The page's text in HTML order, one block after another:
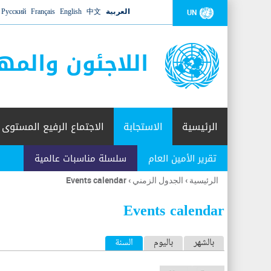
UN العربية 中文
English
Français
Русский
اللاجئون
الرئيسية الاستجابة
تقرير الأمين العام سلسلة مناسبات عالمية
الاجتماع الرفيع المستوى
أنت
هنا
الرئيسية › الجدول الزمني ›
Events calendar
Events calendar
ا
ل
بالشهر باليوم السنة (علامة التبويب النشطة)